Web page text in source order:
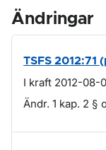
Ändringar
TSFS 2012:71
I kraft 2012-08-
Ändr. 1 kap. 2 §